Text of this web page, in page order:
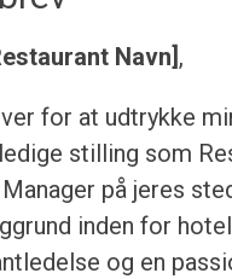
Navn] ,
for at udtrykke
stilling som
på jeres
inden for
og en